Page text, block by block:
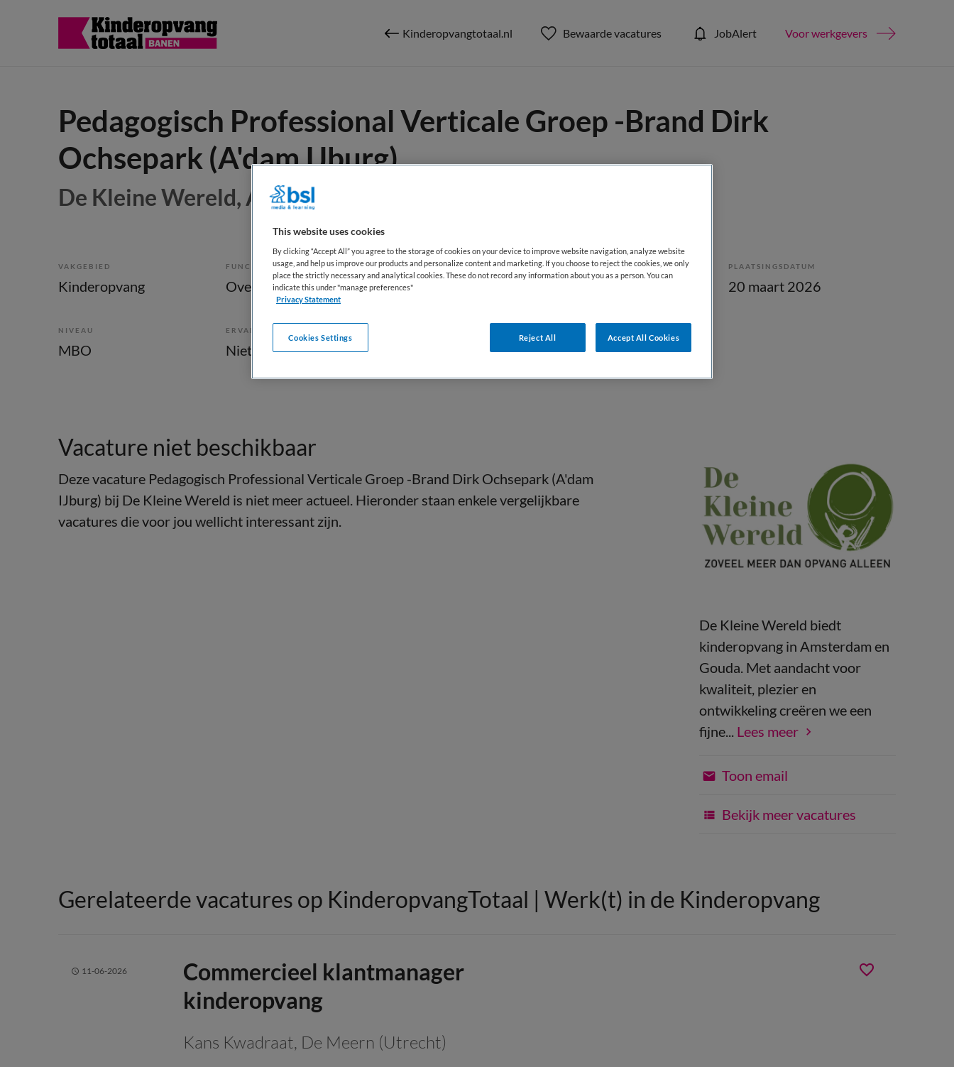
Kinderopvangtotaal.nl Bewaarde vacatures JobAlert Voor werkgevers
Pedagogisch Professional Verticale Groep -Brand Dirk
Ochsepark (A'dam IJburg)
De Kleine Wereld, Amsterdam
VAKGEBIED
Kinderopvang
FUNCTIE
Overige beroepen
BRANCHE
KDV
AANSTELLING PLAATSINGSDATUM
20 maart 2026
NIVEAU
MBO
ERVARING
Niet nader bepaald
Vacature niet beschikbaar
Deze vacature Pedagogisch Professional Verticale Groep -Brand Dirk Ochsepark (A'dam
IJburg) bij De Kleine Wereld is niet meer actueel. Hieronder staan enkele vergelijkbare
vacatures die voor jou wellicht interessant zijn.
De Kleine Wereld biedt
kinderopvang in Amsterdam en
Gouda. Met aandacht voor
kwaliteit, plezier en
ontwikkeling creëren we een
fijne... Lees meer
Toon email
Bekijk meer vacatures
Gerelateerde vacatures op KinderopvangTotaal | Werk(t) in de Kinderopvang
11-06-2026
Commercieel klantmanager
kinderopvang
Kans Kwadraat, De Meern (Utrecht)
This website uses cookies
By clicking “Accept All” you agree to the storage of cookies on your device to improve website navigation, analyze website
usage, and help us improve our products and personalize content and marketing. If you choose to reject the cookies, we only
place the strictly necessary and analytical cookies. These do not record any information about you as a person. You can
indicate this under "manage preferences"
Privacy Statement
Reject All Accept All Cookies
Cookies Settings